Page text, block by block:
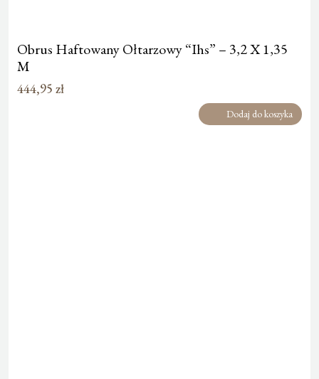
Obrus Haftowany Ołtarzowy “Ihs” – 3,2 X 1,35
M
444,95 zł
Dodaj do koszyka